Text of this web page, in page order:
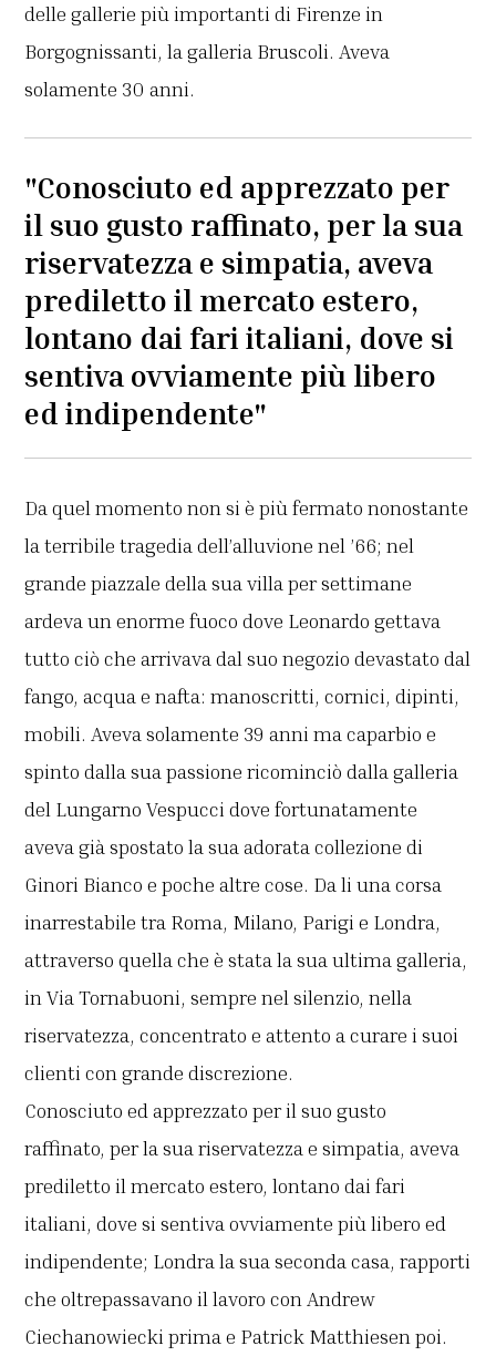
delle gallerie più importanti di Firenze in
Borgognissanti, la galleria Bruscoli. Aveva
solamente 30 anni.
"Conosciuto ed apprezzato per
il suo gusto raffinato, per la sua
riservatezza e simpatia, aveva
prediletto il mercato estero,
lontano dai fari italiani, dove si
sentiva ovviamente più libero
ed indipendente"
Da quel momento non si è più fermato nonostante
la terribile tragedia dell’alluvione nel ’66; nel
grande piazzale della sua villa per settimane
ardeva un enorme fuoco dove Leonardo gettava
tutto ciò che arrivava dal suo negozio devastato dal
fango, acqua e nafta: manoscritti, cornici, dipinti,
mobili. Aveva solamente 39 anni ma caparbio e
spinto dalla sua passione ricominciò dalla galleria
del Lungarno Vespucci dove fortunatamente
aveva già spostato la sua adorata collezione di
Ginori Bianco e poche altre cose. Da li una corsa
inarrestabile tra Roma, Milano, Parigi e Londra,
attraverso quella che è stata la sua ultima galleria,
in Via Tornabuoni, sempre nel silenzio, nella
riservatezza, concentrato e attento a curare i suoi
clienti con grande discrezione.
Conosciuto ed apprezzato per il suo gusto
raffinato, per la sua riservatezza e simpatia, aveva
prediletto il mercato estero, lontano dai fari
italiani, dove si sentiva ovviamente più libero ed
indipendente; Londra la sua seconda casa, rapporti
che oltrepassavano il lavoro con Andrew
Ciechanowiecki prima e Patrick Matthiesen poi.